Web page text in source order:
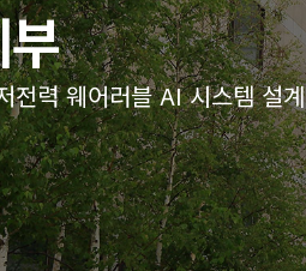
전력 웨어러블 AI 시스템 설계